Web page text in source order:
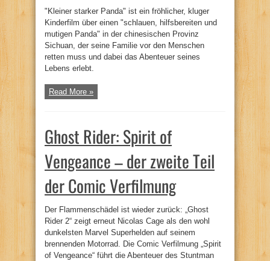
"Kleiner starker Panda" ist ein fröhlicher, kluger
Kinderfilm über einen "schlauen, hilfsbereiten und
mutigen Panda" in der chinesischen Provinz
Sichuan, der seine Familie vor den Menschen
retten muss und dabei das Abenteuer seines
Lebens erlebt.
Read More »
Ghost Rider: Spirit of
Vengeance – der zweite Teil
der Comic Verfilmung
Der Flammenschädel ist wieder zurück: „Ghost
Rider 2“ zeigt erneut Nicolas Cage als den wohl
dunkelsten Marvel Superhelden auf seinem
brennenden Motorrad. Die Comic Verfilmung „Spirit
of Vengeance“ führt die Abenteuer des Stuntman